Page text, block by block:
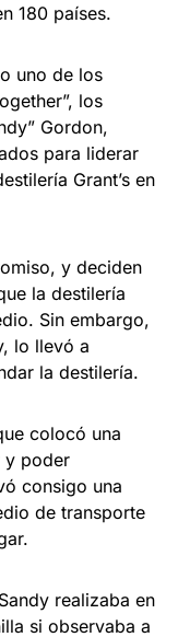
180 países.
uno de los
los
Gordon,
para liderar
Grant’s en
y deciden
la destilería
Sin embargo,
lo llevó a
la destilería.
colocó una
y poder
consigo una
de transporte
realizaba en
si observaba a